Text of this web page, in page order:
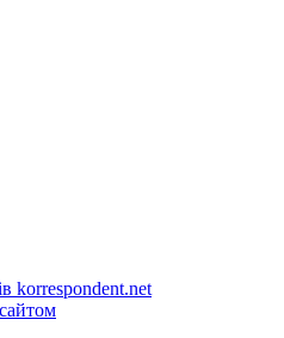
korrespondent.net